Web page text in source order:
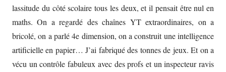
lassitude du côté scolaire tous les deux, et il pensait être nul en
maths. On a regardé des chaînes YT extraordinaires, on a
bricolé, on a parlé 4e dimension, on a construit une intelligence
artificielle en papier… J’ai fabriqué des tonnes de jeux. Et on a
vécu un contrôle fabuleux avec des profs et un inspecteur ravis